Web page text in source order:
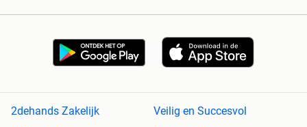
2dehands Zakelijk
Veilig en Succesvol